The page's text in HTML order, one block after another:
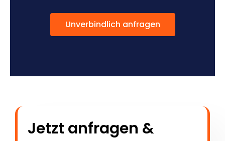
Unverbindlich anfragen
Jetzt anfragen &